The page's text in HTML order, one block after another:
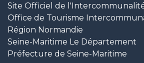
Site Officiel de
Office de Tourisme
Région Normandie
Seine-Maritime Le Département
Préfecture de Seine-Maritime